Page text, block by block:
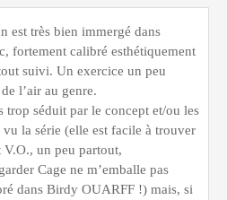
est très bien immergé dans
fortement calibré esthétiquement
suivi. Un exercice un peu
l’air au genre.
trop séduit par le concept et/ou les
la série (elle est facile à trouver
un peu partout,
Cage ne m’emballe pas
dans Birdy OUARFF !) mais, si